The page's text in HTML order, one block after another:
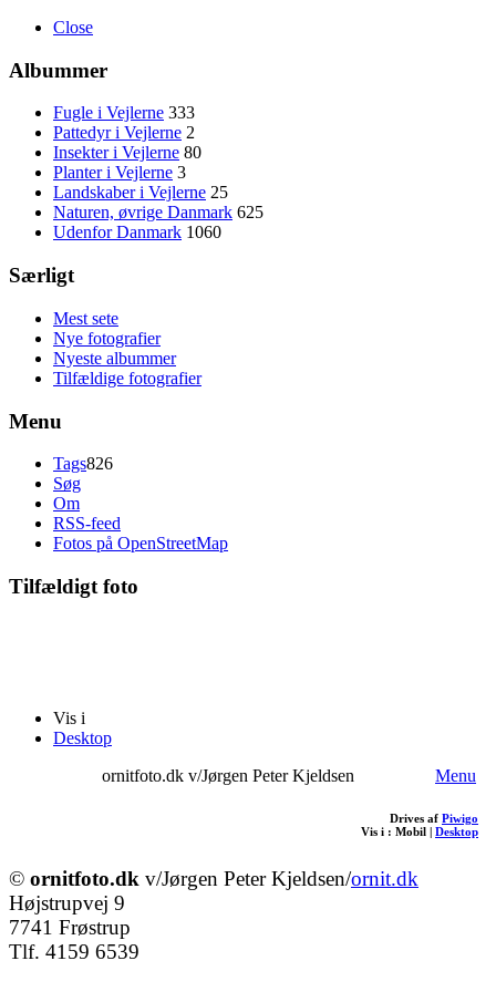
Close
Albummer
Fugle i Vejlerne 333
Pattedyr i Vejlerne 2
Insekter i Vejlerne 80
Planter i Vejlerne 3
Landskaber i Vejlerne 25
Naturen, øvrige Danmark 625
Udenfor Danmark 1060
Særligt
Mest sete
Nye fotografier
Nyeste albummer
Tilfældige fotografier
Menu
Tags826
Søg
Om
RSS-feed
Fotos på OpenStreetMap
Tilfældigt foto
Vis i
Desktop
ornitfoto.dk v/Jørgen Peter Kjeldsen
Menu
Drives af Piwigo
Vis i : Mobil | Desktop
© ornitfoto.dk v/Jørgen Peter Kjeldsen/ornit.dk
Højstrupvej 9
7741 Frøstrup
Tlf. 4159 6539